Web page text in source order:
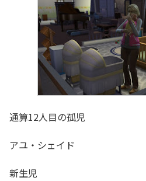
通算12人目の孤児
アユ・シェイド
新生児